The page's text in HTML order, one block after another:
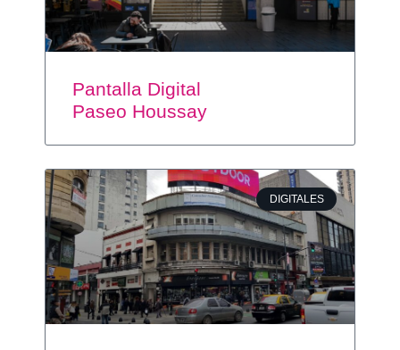
Pantalla Digital
Paseo Houssay
DIGITALES